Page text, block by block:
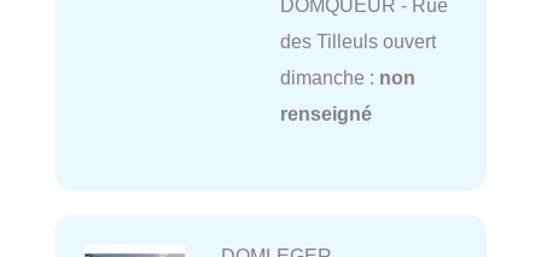
des Tilleuls ouvert
dimanche : non
renseigné